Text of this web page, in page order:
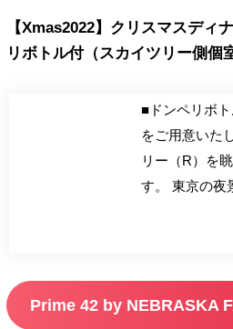
【Xmas2022】クリスマスディ
リボトル付（スカイツリー側個
■ドンペリボ
をご用意いたしました
リー（R）を
す。 東京の夜
客様をおもて
提供しており
Prime 42 by NEBRASKA